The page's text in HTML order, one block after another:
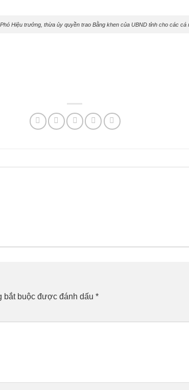
Hiệu trưởng, thừa ủy quyền trao Bằng khen của UBND tỉnh cho các cá
bắt buộc được đánh dấu *